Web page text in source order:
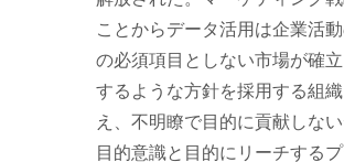
ことからデータ活用は企業活
の必須項目としない市場が確
するような方針を採用する組
え、不明瞭で目的に貢献しな
目的意識と目的にリーチする